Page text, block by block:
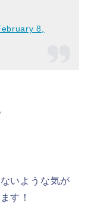
8,
いような気が
す！